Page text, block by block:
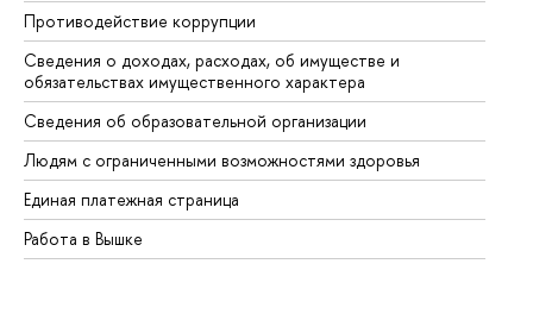
Противодействие коррупции
Сведения о доходах, расходах, об имуществе и
обязательствах имущественного характера
Сведения об образовательной организации
Людям с ограниченными возможностями здоровья
Единая платежная страница
Работа в Вышке